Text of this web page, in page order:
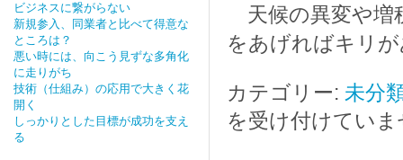
天候の異変や増
をあげればキリ
カテゴリー: 未分
を受け付けてい
ビジネスに繋がらない
新規参入、同業者と比べて得意な
ところは？
悪い時には、向こう見ずな多角化
に走りがち
技術（仕組み）の応用で大きく花
開く
しっかりとした目標が成功を支え
る